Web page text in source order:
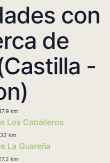
con
de
-
km
Los Caballeros
32 km
La Guareña
km